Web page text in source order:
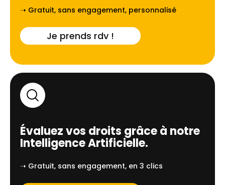
➝ Gratuit, sans engagement, personnalisé
Je prends rdv !
Évaluez vos droits grâce à notre
Intelligence Artificielle.
➝ Gratuit, sans engagement, en 3 clics